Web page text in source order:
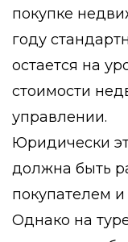
покупке
году
остается на
стоимости
управлении.
Юридически
должна быть
покупателем
Однако на